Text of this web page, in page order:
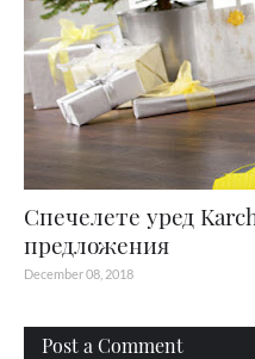
Спечелете уред
предложения
December 08, 2018
Post a Comment